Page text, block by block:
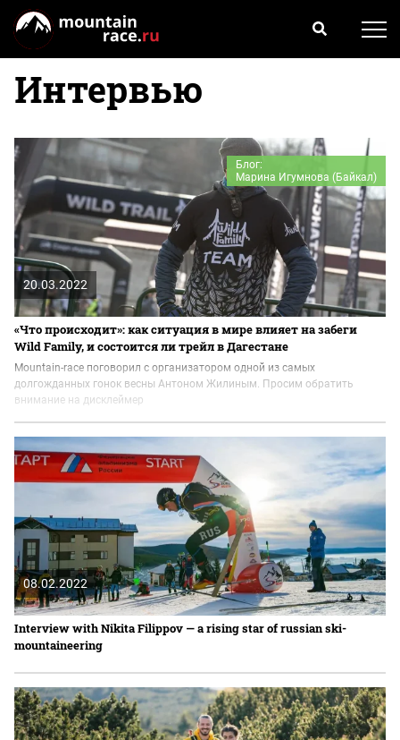
Интервью
20.03.2022
Блог:
Марина Игумнова (Байкал)
«Что происходит»: как ситуация в мире влияет на забеги
Wild Family, и состоится ли трейл в Дагестане
Mountain-race поговорил с организатором одной из самых
долгожданных гонок весны Антоном Жилиным. Просим обратить
внимание на дисклеймер
08.02.2022
Interview with Nikita Filippov — a rising star of russian ski-
mountaineering